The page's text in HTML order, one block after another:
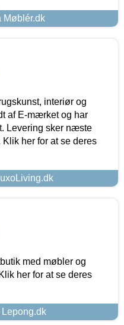
Møblér.dk
interiør og
af E-mærket og har
Levering sker næste
her for at se deres
med møbler og
her for at se deres